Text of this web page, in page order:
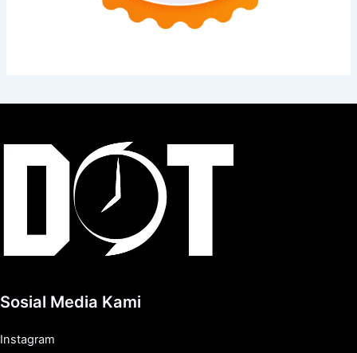
Sosial Media Kami
Instagram